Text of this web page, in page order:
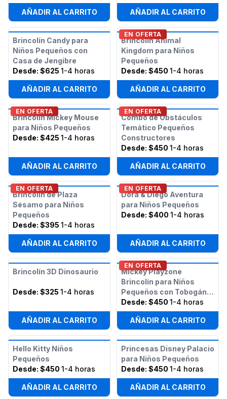
AÑADIR AL CARRITO AÑADIR AL CARRITO
Brincolín Candy para
Niños Pequeños con
Casa de Jengibre
Desde: $625 1-4 horas
AÑADIR AL CARRITO
EN OFERTA
Brincolín Animal
Kingdom para Niños
Pequeños
Desde: $450 1-4 horas
AÑADIR AL CARRITO
EN OFERTA
Brincolín Mickey Mouse
para Niños Pequeños
Desde: $425 1-4 horas
AÑADIR AL CARRITO
EN OFERTA
Combo de Obstáculos
Temático Pequeños
Constructores
Desde: $450 1-4 horas
AÑADIR AL CARRITO
EN OFERTA
Brincolín de Plaza
Sésamo para Niños
Pequeños
Desde: $395 1-4 horas
AÑADIR AL CARRITO
EN OFERTA
Dora & Diego Aventura
para Niños Pequeños
Desde: $400 1-4 horas
AÑADIR AL CARRITO
Brincolín 3D Dinosaurio
Desde: $325 1-4 horas
AÑADIR AL CARRITO
EN OFERTA
Mickey Playzone
Brincolín para Niños
Pequeños con Tobogán
(Húmedo o Seco)
Desde: $450 1-4 horas
AÑADIR AL CARRITO
Hello Kitty Niños
Pequeños
Desde: $450 1-4 horas
AÑADIR AL CARRITO
Princesas Disney Palacio
para Niños Pequeños
Desde: $450 1-4 horas
AÑADIR AL CARRITO